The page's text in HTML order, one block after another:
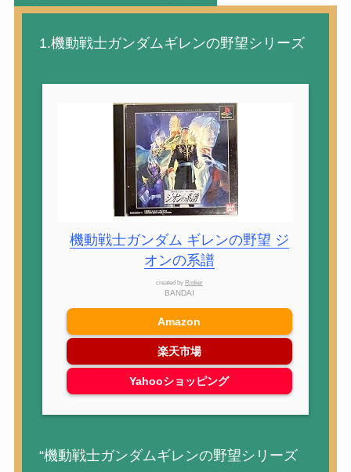
1.機動戦士ガンダムギレンの野望シリーズ
機動戦士ガンダム ギレンの野望 ジ
オンの系譜
created by Rinker
BANDAI
Amazon
楽天市場
Yahooショッピング
“機動戦士ガンダムギレンの野望シリーズ